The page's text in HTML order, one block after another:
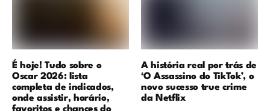
É hoje! Tudo sobre o
Oscar 2026: lista
completa de indicados,
onde assistir, horário,
favoritos e chances do
A história real por trás de
‘O Assassino do TikTok’, o
novo sucesso true crime
da Netflix